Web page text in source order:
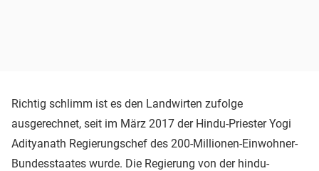
Richtig schlimm ist es den Landwirten zufolge
ausgerechnet, seit im März 2017 der Hindu-Priester Yogi
Adityanath Regierungschef des 200-Millionen-Einwohner-
Bundesstaates wurde. Die Regierung von der hindu-